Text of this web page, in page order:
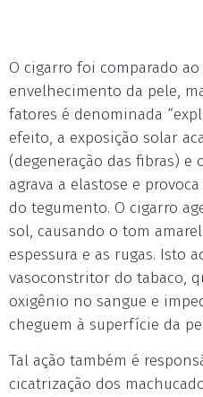
O cigarro foi comparado
envelhecimento da pele,
fatores é denominada
efeito, a exposição solar
(degeneração das fibras)
agrava a elastose e
do tegumento. O cigarro
sol, causando o tom
espessura e as rugas. Isto
vasoconstritor do tabaco,
oxigênio no sangue e
cheguem à superfície da
Tal ação também é
cicatrização dos